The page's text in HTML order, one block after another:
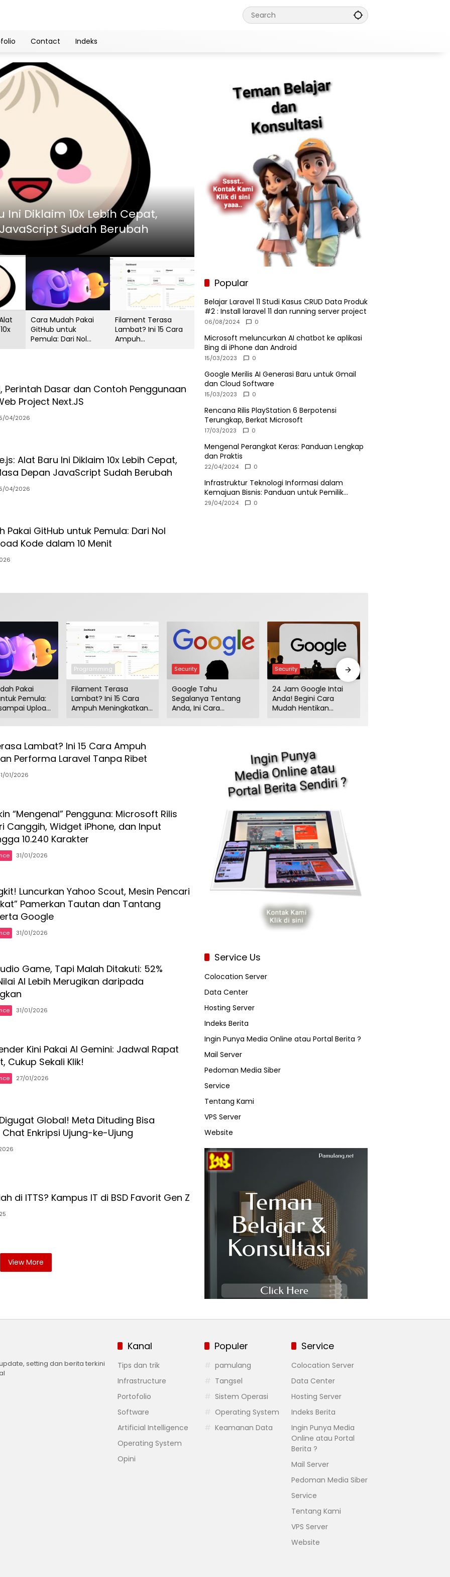
Contact Indeks
Diklaim 10x Lebih Cepat,
Sudah Berubah
Cloud
Cara Mudah Pakai GitHub untuk Pemula:
sampai Upload Kode dalam 10 Menit
Cara Mudah Pakai
GitHub untuk
Pemula: Dari Nol
Filament Terasa
Lambat? Ini 15 Cara
Ampuh
Perintah Dasar dan Contoh Penggunaan
Project Next.JS
04/2026
Alat Baru Ini Diklaim 10x Lebih Cepat,
Depan JavaScript Sudah Berubah
04/2026
Pakai GitHub untuk Pemula: Dari Nol
Kode dalam 10 Menit
Popular
Belajar Laravel 11 Studi Kasus CRUD Data Produk
#2 : Install laravel 11 dan running server project
06/08/2024 0
Microsoft meluncurkan AI chatbot ke aplikasi
Bing di iPhone dan Android
15/03/2023 0
Google Merilis AI Generasi Baru untuk Gmail
dan Cloud Software
15/03/2023 0
Rencana Rilis PlayStation 6 Berpotensi
Terungkap, Berkat Microsoft
17/03/2023 0
Mengenal Perangkat Keras: Panduan Lengkap
dan Praktis
22/04/2024 0
Infrastruktur Teknologi Informasi dalam
Kemajuan Bisnis: Panduan untuk Pemilik
Perusahaan
29/04/2024 0
Pakai
Pemula:
Upload
Programming
Filament Terasa
Lambat? Ini 15 Cara
Ampuh Meningkatkan
Security
Google Tahu
Segalanya Tentang
Anda, Ini Cara
Security
24 Jam Google Intai
Anda! Begini Cara
Mudah Hentikan
Lambat? Ini 15 Cara Ampuh
Performa Laravel Tanpa Ribet
01/2026
“Mengenal” Pengguna: Microsoft Rilis
Canggih, Widget iPhone, dan Input
10.240 Karakter
31/01/2026
Luncurkan Yahoo Scout, Mesin Pencari
Pamerkan Tautan dan Tantang
Google
31/01/2026
Game, Tapi Malah Ditakuti: 52%
AI Lebih Merugikan daripada
31/01/2026
Kini Pakai AI Gemini: Jadwal Rapat
Cukup Sekali Klik!
27/01/2026
Global! Meta Dituding Bisa
Enkripsi Ujung-ke-Ujung
di ITTS? Kampus IT di BSD Favorit Gen Z
View More
Service Us
Colocation Server
Data Center
Hosting Server
Indeks Berita
Ingin Punya Media Online atau Portal Berita ?
Mail Server
Pedoman Media Siber
Service
Tentang Kami
VPS Server
Website
setting dan berita terkini
Kanal
Tips dan trik
Infrastructure
Portofolio
Software
Artificial Intelligence
Operating System
Opini
Populer
pamulang
Tangsel
Sistem Operasi
Operating System
Keamanan Data
Service
Colocation Server
Data Center
Hosting Server
Indeks Berita
Ingin Punya Media
Online atau Portal
Berita ?
Mail Server
Pedoman Media Siber
Service
Tentang Kami
VPS Server
Website